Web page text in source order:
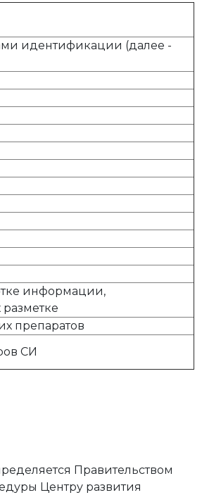
идентификации (далее -
информации,
препаратов
СИ
Правительством
Центру развития